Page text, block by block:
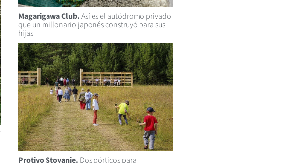
Magarigawa Club.Así es el autódromo privado
que un millonario japonés construyó para sus
hijas
Protivo Stoyanie. Dos pórticos para